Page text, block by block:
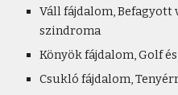
Váll fájdalom, Befagyott
szindroma
Könyök fájdalom, Golf
Csukló fájdalom,